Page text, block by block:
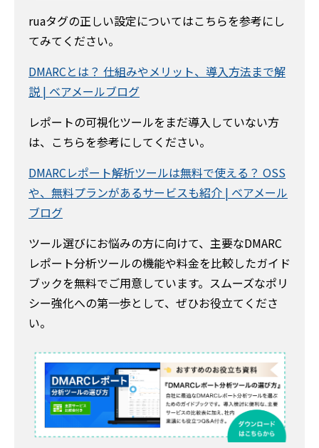
ruaタグの正しい設定についてはこちらを参考にし
てみてください。
DMARCとは？ 仕組みやメリット、導入方法まで解
説 | ベアメールブログ
レポートの可視化ツールをまだ導入していない方
は、こちらを参考にしてください。
DMARCレポート解析ツールは無料で使える？ OSS
や、無料プランがあるサービスも紹介 | ベアメール
ブログ
ツール選びにお悩みの方に向けて、主要なDMARC
レポート分析ツールの機能や料金を比較したガイド
ブックを無料でご用意しています。スムーズなポリ
シー強化への第一歩として、ぜひお役立てくださ
い。